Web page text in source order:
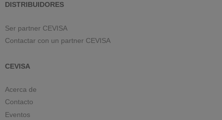
DISTRIBUIDORES
Ser partner CEVISA
Contactar con un partner CEVISA
CEVISA
Acerca de
Contacto
Eventos